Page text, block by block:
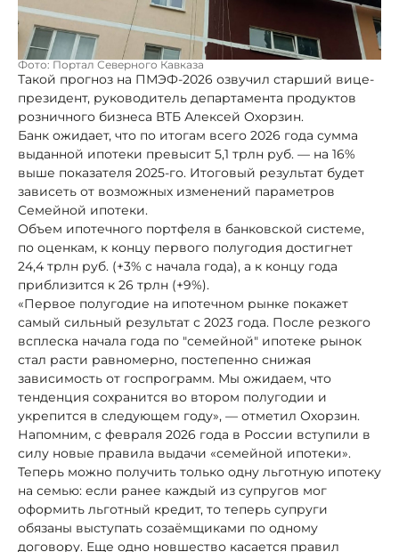
Фото: Портал Северного Кавказа
Такой прогноз на ПМЭФ-2026 озвучил старший вице-
президент, руководитель департамента продуктов
розничного бизнеса ВТБ Алексей Охорзин.
Банк ожидает, что по итогам всего 2026 года сумма
выданной ипотеки превысит 5,1 трлн руб. — на 16%
выше показателя 2025-го. Итоговый результат будет
зависеть от возможных изменений параметров
Семейной ипотеки.
Объем ипотечного портфеля в банковской системе,
по оценкам, к концу первого полугодия достигнет
24,4 трлн руб. (+3% с начала года), а к концу года
приблизится к 26 трлн (+9%).
«Первое полугодие на ипотечном рынке покажет
самый сильный результат с 2023 года. После резкого
всплеска начала года по "семейной" ипотеке рынок
стал расти равномерно, постепенно снижая
зависимость от госпрограмм. Мы ожидаем, что
тенденция сохранится во втором полугодии и
укрепится в следующем году», — отметил Охорзин.
Напомним, с февраля 2026 года в России вступили в
силу новые правила выдачи «семейной ипотеки».
Теперь можно получить только одну льготную ипотеку
на семью: если ранее каждый из супругов мог
оформить льготный кредит, то теперь супруги
обязаны выступать созаёмщиками по одному
договору. Еще одно новшество касается правил